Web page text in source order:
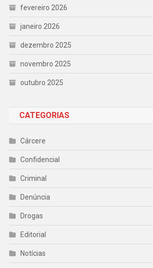
fevereiro 2026
janeiro 2026
dezembro 2025
novembro 2025
outubro 2025
CATEGORIAS
Cárcere
Confidencial
Criminal
Denúncia
Drogas
Editorial
Notícias